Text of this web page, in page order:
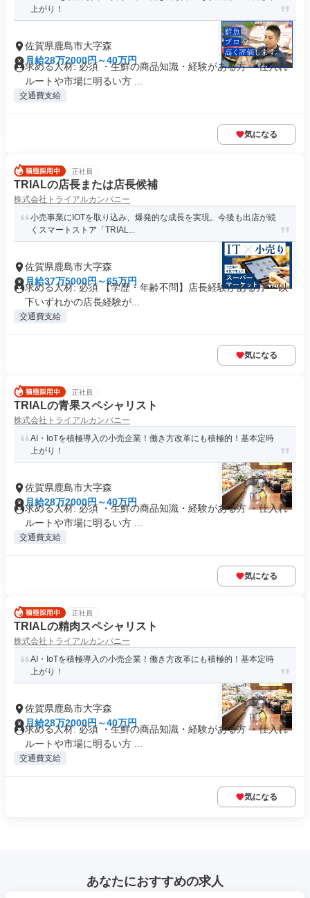
上がり！
佐賀県鹿島市大字森
月給28万2000円～40万円
求める人材: 必須 ・生鮮の商品知識・経験がある方 ・仕入れ
ルートや市場に明るい方 ...
交通費支給
気になる
正社員
TRIALの店長または店長候補
株式会社トライアルカンパニー
小売事業にIOTを取り込み、爆発的な成長を実現。今後も出店が続
くスマートストア「TRIAL...
佐賀県鹿島市大字森
月給37万5000円～65万円
求める人材: 必須 【学歴・年齢不問】店長経験がある方 ～以
下いずれかの店長経験が...
交通費支給
気になる
正社員
TRIALの青果スペシャリスト
株式会社トライアルカンパニー
AI・IoTを積極導入の小売企業！働き方改革にも積極的！基本定時
上がり！
佐賀県鹿島市大字森
月給28万2000円～40万円
求める人材: 必須 ・生鮮の商品知識・経験がある方 ・仕入れ
ルートや市場に明るい方 ...
交通費支給
気になる
正社員
TRIALの精肉スペシャリスト
株式会社トライアルカンパニー
AI・IoTを積極導入の小売企業！働き方改革にも積極的！基本定時
上がり！
佐賀県鹿島市大字森
月給28万2000円～40万円
求める人材: 必須 ・生鮮の商品知識・経験がある方 ・仕入れ
ルートや市場に明るい方 ...
交通費支給
気になる
あなたにおすすめの求人